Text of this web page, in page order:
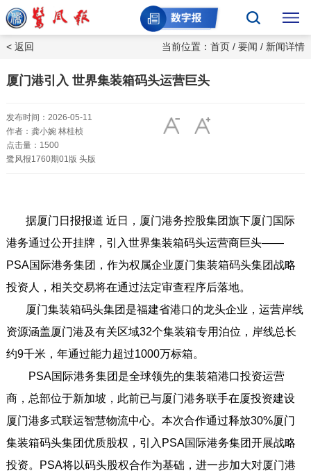
当前位置：首页 /要闻 / 新闻详情
< 返回
厦门港引入 世界集装箱码头运营巨头
发布时间：2026-05-11
作者：龚小婉 林桂桢
点击量：1500
鹭风报1760期01版 头版
据厦门日报报道 近日，厦门港务控股集团旗下厦门国际
港务通过公开挂牌，引入世界集装箱码头运营商巨头——
PSA国际港务集团，作为权属企业厦门集装箱码头集团战略
投资人，相关交易将在通过法定审查程序后落地。
厦门集装箱码头集团是福建省港口的龙头企业，运营岸线
资源涵盖厦门港及有关区域32个集装箱专用泊位，岸线总长
约9千米，年通过能力超过1000万标箱。
PSA国际港务集团是全球领先的集装箱港口投资运营
商，总部位于新加坡，此前已与厦门港务联手在厦投资建设
厦门港多式联运智慧物流中心。本次合作通过释放30%厦门
集装箱码头集团优质股权，引入PSA国际港务集团开展战略
投资。PSA将以码头股权合作为基础，进一步加大对厦门港